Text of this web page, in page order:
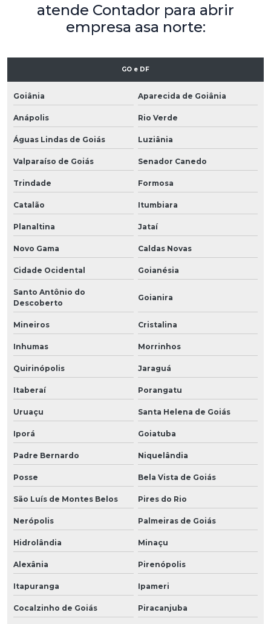
atende Contador para abrir
empresa asa norte:
GO e DF
Goiânia Aparecida de Goiânia
Anápolis Rio Verde
Águas Lindas de Goiás Luziânia
Valparaíso de Goiás Senador Canedo
Trindade Formosa
Catalão Itumbiara
Planaltina Jataí
Novo Gama Caldas Novas
Cidade Ocidental Goianésia
Santo Antônio do
Descoberto
Goianira
Mineiros Cristalina
Inhumas Morrinhos
Quirinópolis Jaraguá
Itaberaí Porangatu
Uruaçu Santa Helena de Goiás
Iporá Goiatuba
Padre Bernardo Niquelândia
Posse Bela Vista de Goiás
São Luís de Montes Belos Pires do Rio
Nerópolis Palmeiras de Goiás
Hidrolândia Minaçu
Alexânia Pirenópolis
Itapuranga Ipameri
Cocalzinho de Goiás Piracanjuba